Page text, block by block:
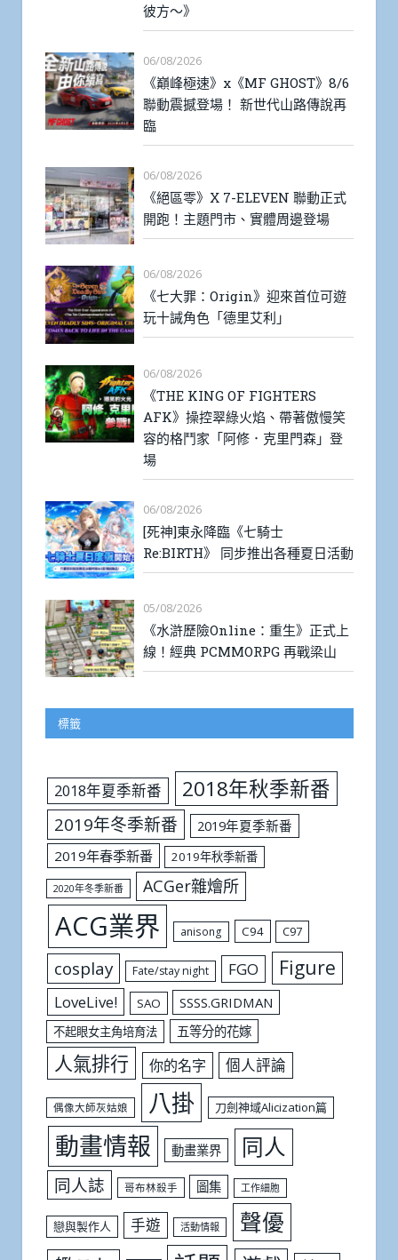
彼方～》
06/08/2026
《巔峰極速》x《MF GHOST》8/6
聯動震撼登場！ 新世代山路傳說再
臨
06/08/2026
《絕區零》X 7-ELEVEN 聯動正式
開跑！主題門市、實體周邊登場
06/08/2026
《七大罪：Origin》迎來首位可遊
玩十誡角色「德里艾利」
06/08/2026
《THE KING OF FIGHTERS
AFK》操控翠綠火焰、帶著傲慢笑
容的格鬥家「阿修．克里門森」登
場
06/08/2026
[死神]東永降臨《七騎士
Re:BIRTH》 同步推出各種夏日活動
05/08/2026
《水滸歷險Online：重生》正式上
線！經典 PCMMORPG 再戰梁山
標籤
2018年夏季新番 2018年秋季新番
2019年冬季新番
2019年夏季新番
2019年春季新番
2019年秋季新番
2020年冬季新番 ACGer雜燴所
ACG業界 anisong C94 C97
cosplay Fate/stay night FGO Figure
LoveLive! SAO SSSS.GRIDMAN
不起眼女主角培育法 五等分的花嫁
人氣排行 你的名字 個人評論
偶像大師灰姑娘 八掛 刀劍神域Alicization篇
動畫情報 動畫業界 同人
同人誌 哥布林殺手 圖集 工作細胞
戀與製作人 手遊 活動情報 聲優